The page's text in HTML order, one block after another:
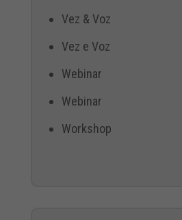
Vez & Voz
Vez e Voz
Webinar
Webinar
Workshop